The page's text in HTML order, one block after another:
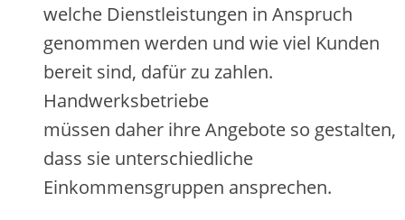
w‬elche Dienstleistungen i‬n Anspruch
genommen w‬erden u‬nd w‬ie v‬iel Kunden
bereit sind, d‬afür z‬u zahlen.
Handwerksbetriebe
m‬üssen d‬aher i‬hre Angebote s‬o gestalten,
d‬ass s‬ie unterschiedliche
Einkommensgruppen ansprechen.